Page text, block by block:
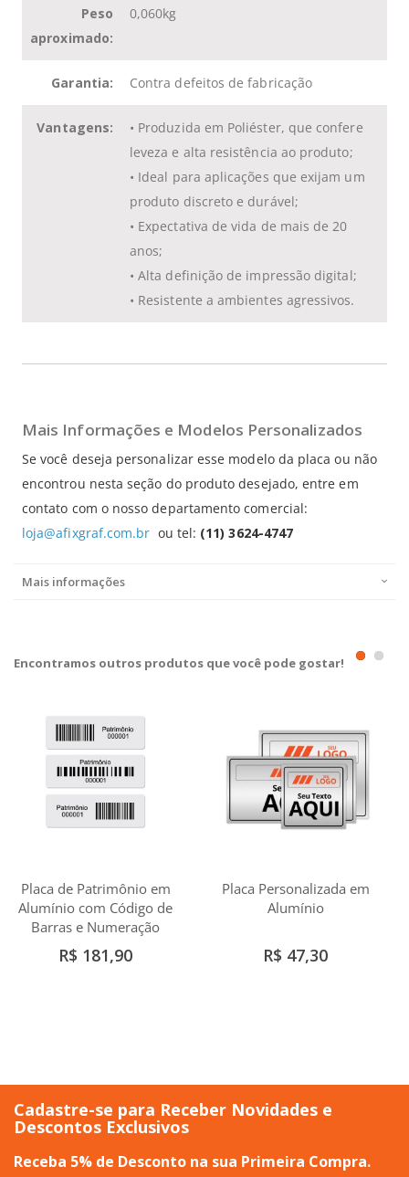
Peso
aproximado:
0,060kg
Garantia: Contra defeitos de fabricação
Vantagens:
• Produzida em Poliéster, que confere
leveza e alta resistência ao produto;
• Ideal para aplicações que exijam um
produto discreto e durável;
• Expectativa de vida de mais de 20
anos;
• Alta definição de impressão digital;
• Resistente a ambientes agressivos.
Mais Informações e Modelos Personalizados
Se você deseja personalizar esse modelo da placa ou não
encontrou nesta seção do produto desejado, entre em
contato com o nosso departamento comercial:
loja@afixgraf.com.br ou tel: (11) 3624-4747
Mais informações
Encontramos outros produtos que você pode gostar!
Placa de Patrimônio em
Alumínio com Código de
Barras e Numeração
R$ 181,90
Placa Personalizada em
Alumínio
R$ 47,30
Cadastre-se para Receber Novidades e
Descontos Exclusivos
Receba 5% de Desconto na sua Primeira Compra.